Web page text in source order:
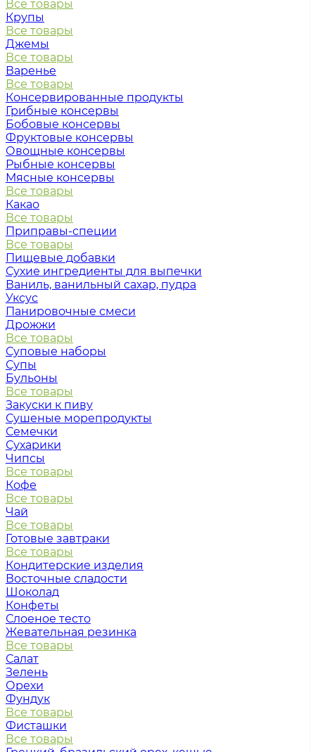
Все товары
Крупы
Все товары
Джемы
Все товары
Варенье
Все товары
Консервированные продукты
Грибные консервы
Бобовые консервы
Фруктовые консервы
Овощные консервы
Рыбные консервы
Мясные консервы
Все товары
Какао
Все товары
Приправы-специи
Все товары
Пищевые добавки
Сухие ингредиенты для выпечки
Ваниль, ванильный сахар, пудра
Уксус
Панировочные смеси
Дрожжи
Все товары
Суповые наборы
Супы
Бульоны
Все товары
Закуски к пиву
Сушеные морепродукты
Семечки
Сухарики
Чипсы
Все товары
Кофе
Все товары
Чай
Все товары
Готовые завтраки
Все товары
Кондитерские изделия
Восточные сладости
Шоколад
Конфеты
Слоеное тесто
Жевательная резинка
Все товары
Салат
Зелень
Орехи
Фундук
Все товары
Фисташки
Все товары